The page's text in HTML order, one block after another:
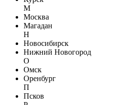
М
Москва
Магадан
Н
Новосибирск
Нижний Новогород
О
Омск
Оренбург
П
Псков